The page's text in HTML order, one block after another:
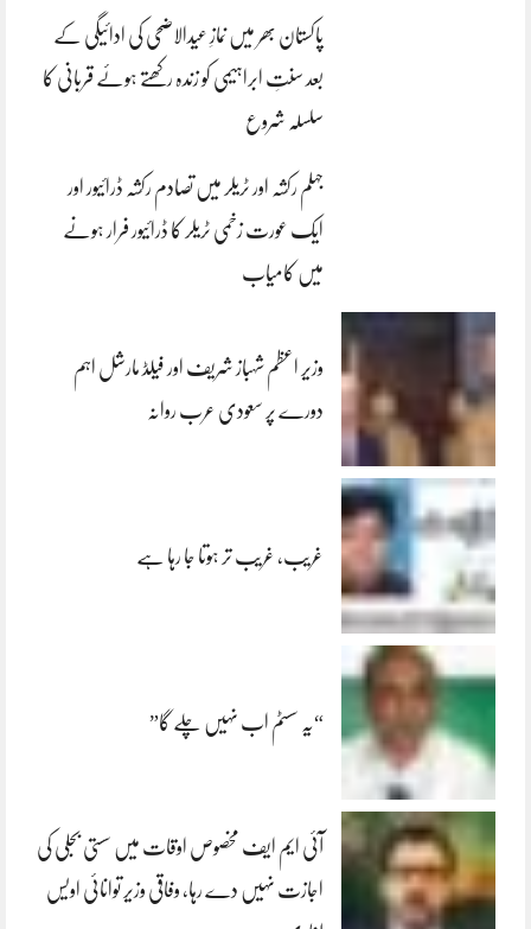
پاکستان بھر میں نمازِ عیدالاضحی کی ادائیگی کے
بعد سنتِ ابراہیمی کو زندہ رکھتے ہوئے قربانی کا
سلسلہ شروع
جہلم رکشہ اور ٹریلر میں تصادم رکشہ ڈرائیور اور
ایک عورت زخمی ٹریلر کا ڈرائیور فرار ہونے
میں کامیاب
وزیر اعظم شہباز شریف اور فیلڈ مارشل اہم
دورے پر سعودی عرب روانہ
غریب، غریب تر ہوتا جا رہا ہے
“یہ سسٹم اب نہیں چلے گا”
آئی ایم ایف مخصوص اوقات میں سستی بجلی کی
اجازت نہیں دے رہا، وفاقی وزیر توانائی اویس